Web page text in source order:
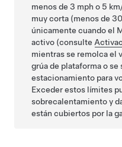
menos de3 mph o 5
muy corta (menos de
únicamente cuando el
activo (consulte
mientras se remolca el
grúa de plataforma o se
estacionamiento para
Exceder estos límites
sobrecalentamiento y
están cubiertos por la